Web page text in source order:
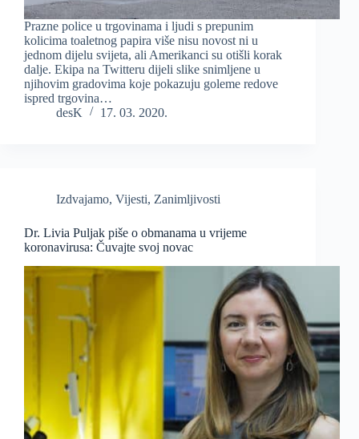
Prazne police u trgovinama i ljudi s prepunim
kolicima toaletnog papira više nisu novost ni u
jednom dijelu svijeta, ali Amerikanci su otišli korak
dalje. Ekipa na Twitteru dijeli slike snimljene u
njihovim gradovima koje pokazuju goleme redove
ispred trgovina…
desK
17. 03. 2020.
Izdvajamo, Vijesti, Zanimljivosti
Dr. Livia Puljak piše o obmanama u vrijeme
koronavirusa: Čuvajte svoj novac